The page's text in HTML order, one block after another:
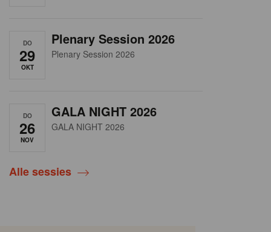
DO
29
OKT
Plenary Session 2026
Plenary Session 2026
DO
26
NOV
GALA NIGHT 2026
GALA NIGHT 2026
Alle sessies